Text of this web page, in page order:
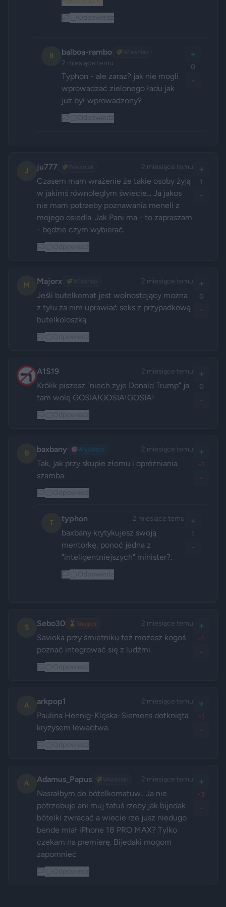
B balboa-rambo 🌾
2 miesiące temu
Typhon - ale zaraz? jak nie mogli
wprowadzać zielonego ładu jak
już był wprowadzony?
+
0
-
J ju777 🌾 2 miesiące temu
Czasem mam wrażenie że takie osoby żyją
w jakimś równoleglym świecie... Ja jakos
nie mam potrzeby poznawania meneli z
mojego osiedla. Jak Pani ma - to zapraszam
- będzie czym wybierać.
+
1
-
M Majorx 🌾 2 miesiące temu
Jeśli butelkomat jest wolnostojący można
z tyłu za nim uprawiać seks z przypadkową
butelkoloszką.
+
0
-
A1S19 2 miesiące temu
Królik piszesz "niech żyje Donald Trump" ja
tam wolę GOSIA!GOSIA!GOSIA!
+
0
-
B baxbany 🎯Wyjadacz 2 miesiące temu
Tak, jak przy skupie złomu i opróżniania
szamba.
+
-1
-
T typhon 2 miesiące temu
baxbany krytykujesz swoją
mentorkę, ponoć jedna z
"inteligentniejszych" minister?.
+
1
-
S Sebo30 🎖️ Snajper 2 miesiące temu
Savioka przy śmietniku też możesz kogoś
poznać integrować się z ludźmi.
+
-1
-
A arkpop1 2 miesiące temu
Paulina Hennig-Klęska-Siemens dotknięta
kryzysem lewactwa.
+
-1
-
A Adamus_Papus 🌾 2 miesiące temu
Nasrałbym do bótelkomatuw.. Ja nie
potrzebuje ani muj tatuś rzeby jak bijedak
bótelki zwracać a wiecie rze jusz niedugo
bende miał iPhone 18 PRO MAX? Tylko
czekam na premierę. Bijedaki mogom
zapomnieć
+
-3
-